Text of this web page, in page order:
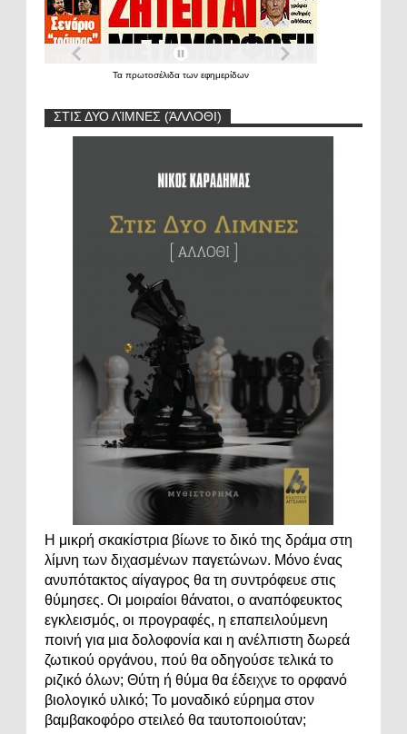
Τα πρωτοσέλιδα των εφημερίδων
ΣΤΙΣ ΔΥΟ ΛΊΜΝΕΣ (ΆΛΛΟΘΙ)
Η μικρή σκακίστρια βίωνε το δικό της δράμα στη
λίμνη των διχασμένων παγετώνων. Μόνο ένας
ανυπότακτος αίγαγρος θα τη συντρόφευε στις
θύμησες. Οι μοιραίοι θάνατοι, ο αναπόφευκτος
εγκλεισμός, οι προγραφές, η επαπειλούμενη
ποινή για μια δολοφονία και η ανέλπιστη δωρεά
ζωτικού οργάνου, πού θα οδηγούσε τελικά το
ριζικό όλων; Θύτη ή θύμα θα έδειχνε το ορφανό
βιολογικό υλικό; Το μοναδικό εύρημα στον
βαμβακοφόρο στειλεό θα ταυτοποιούταν;